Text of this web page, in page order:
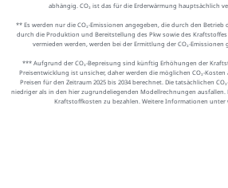
abhängig. CO₂ ist das für die Erderwärmung hauptsächlich
** Es werden nur die CO₂-Emissionen angegeben, die durch den Betrieb
durch die Produktion und Bereitstellung des Pkw sowie des
vermieden werden, werden bei der Ermittlung der CO₂-
*** Aufgrund der CO₂-Bepreisung sind künftig Erhöhungen der
Preisentwicklung ist unsicher, daher werden die möglichen CO₂-
Preisen für den Zeitraum 2025 bis 2034 berechnet. Die tatsächlichen
niedriger als in den hier zugrundeliegenden Modellrechnungen ausfallen.
Kraftstoffkosten zu bezahlen. Weitere Informationen